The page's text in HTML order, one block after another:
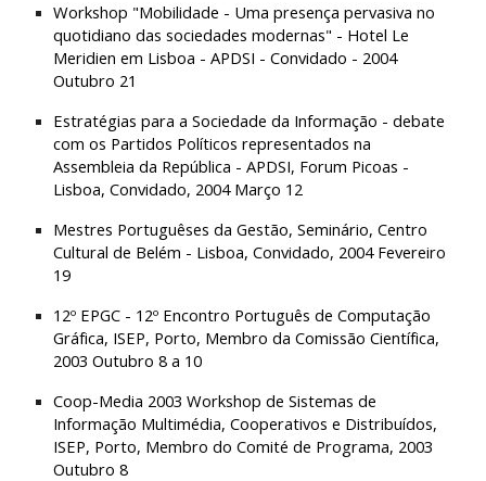
Workshop "Mobilidade - Uma presença pervasiva no
quotidiano das sociedades modernas" - Hotel Le
Meridien em Lisboa - APDSI - Convidado - 2004
Outubro 21
Estratégias para a Sociedade da Informação - debate
com os Partidos Políticos representados na
Assembleia da República - APDSI, Forum Picoas -
Lisboa, Convidado, 2004 Março 12
Mestres Portuguêses da Gestão, Seminário, Centro
Cultural de Belém - Lisboa, Convidado, 2004 Fevereiro
19
12º EPGC - 12º Encontro Português de Computação
Gráfica, ISEP, Porto, Membro da Comissão Científica,
2003 Outubro 8 a 10
Coop-Media 2003 Workshop de Sistemas de
Informação Multimédia, Cooperativos e Distribuídos,
ISEP, Porto, Membro do Comité de Programa, 2003
Outubro 8